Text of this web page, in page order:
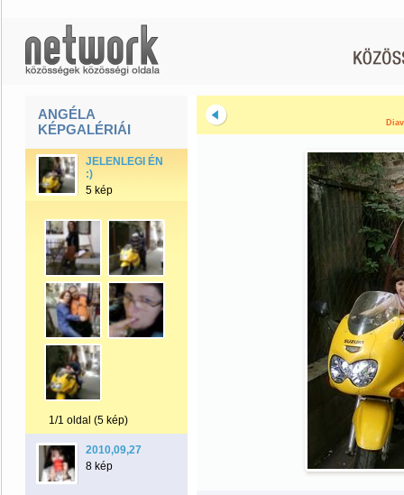
ANGÉLA
KÉPGALÉRIÁI
JELENLEGI ÉN
:)
5 kép
1/1 oldal (5 kép)
2010,09,27
8 kép